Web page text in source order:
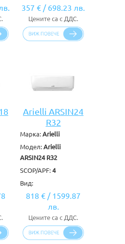
357 € / 698.23 лв.
Цените са с ДДС.
Arielli ARSIN24
R32
Марка: Arielli
Модел: Arielli
ARSIN24 R32
SCOP/APF: 4
Вид:
818 € / 1599.87
лв.
Цените са с ДДС.